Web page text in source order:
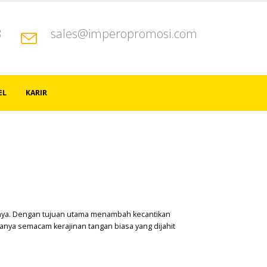
sales@imperopromosi.com
KARIR
Dengan tujuan utama menambah kecantikan
semacam kerajinan tangan biasa yang dijahit